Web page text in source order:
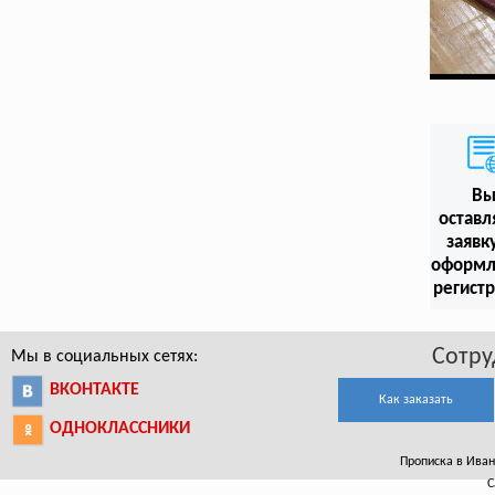
Вы
Мы в социальных сетях:
ВКОНТАКТЕ
ОДНОКЛАССНИКИ
Как заказать
Прописка в